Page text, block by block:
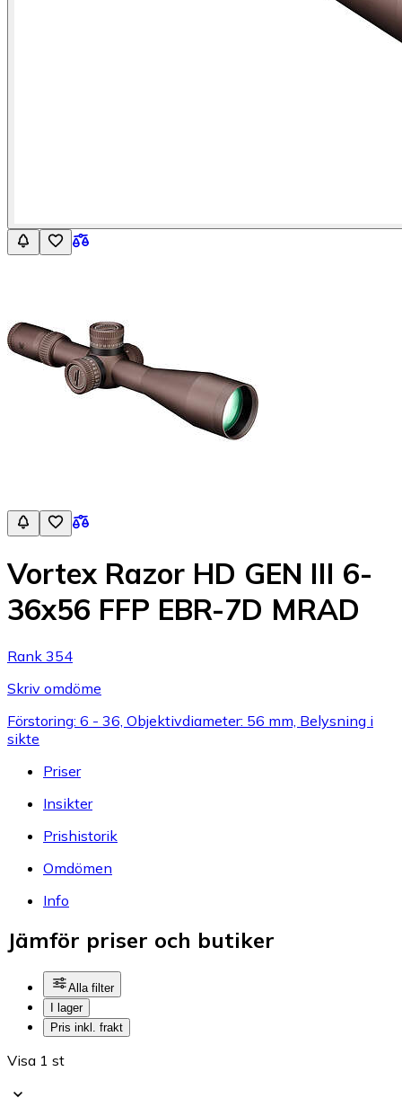
Vortex Razor HD GEN III 6-
36x56 FFP EBR-7D MRAD
Rank 354
Skriv omdöme
Förstoring: 6 - 36, Objektivdiameter: 56 mm, Belysning i
sikte
Priser
Insikter
Prishistorik
Omdömen
Info
Jämför priser och butiker
Alla filter
I lager
Pris inkl. frakt
Visa 1 st